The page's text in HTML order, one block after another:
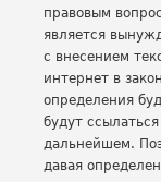
правовым
является
с внесением
интернет в
определения
будут
дальнейшем.
давая